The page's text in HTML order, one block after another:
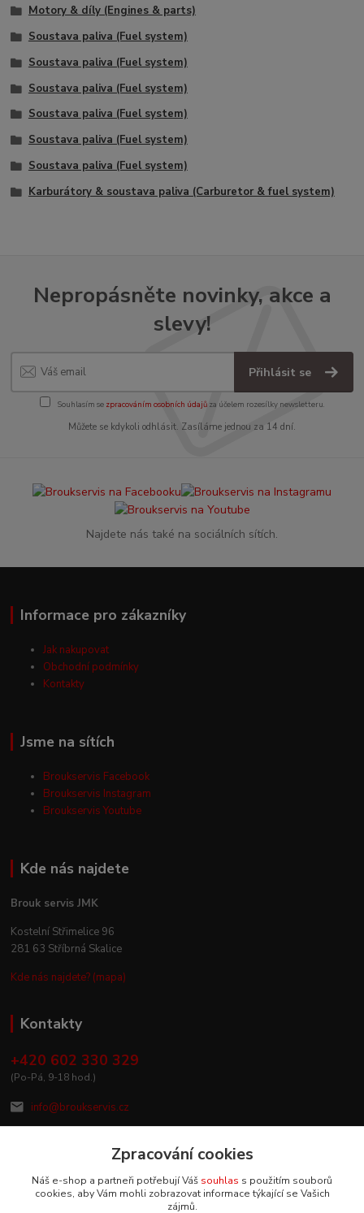
Motory & díly (Engines & parts)
Soustava paliva (Fuel system)
Soustava paliva (Fuel system)
Soustava paliva (Fuel system)
Soustava paliva (Fuel system)
Soustava paliva (Fuel system)
Soustava paliva (Fuel system)
Karburátory & soustava paliva (Carburetor & fuel system)
Nepropásněte novinky, akce a
slevy!
Přihlásit se
Souhlasím se zpracováním osobních údajůza účelem rozesílky newsletteru.
Můžete se kdykoli odhlásit. Zasíláme jednou za 14 dní.
Najdete nás také na sociálních sítích.
Informace pro zákazníky
Jak nakupovat
Obchodní podmínky
Kontakty
Jsme na sítích
Broukservis Facebook
Broukservis Instagram
Broukservis Youtube
Kde nás najdete
Brouk servis JMK
Kostelní Střimelice 96
281 63 Stříbrná Skalice
Kde nás najdete? (mapa)
Kontakty
+420 602 330 329
(Po-Pá, 9-18 hod.)
info@broukservis.cz
Zpracování cookies
Náš e-shop a partneři potřebují Váš souhlas s použitím souborů
cookies, aby Vám mohli zobrazovat informace týkající se Vašich
zájmů.